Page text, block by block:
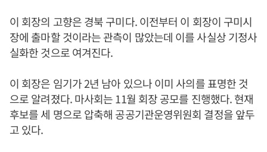
이 회장의 고향은 경북 구미다. 이전부터 이 회장이 구미시
장에 출마할 것이라는 관측이 많았는데 이를 사실상 기정사
실화한 것으로 여겨진다.
이 회장은 임기가 2년 남아 있으나 이미 사의를 표명한 것
으로 알려졌다. 마사회는 11월 회장 공모를 진행했다. 현재
후보를 세 명으로 압축해 공공기관운영위원회 결정을 앞두
고 있다.